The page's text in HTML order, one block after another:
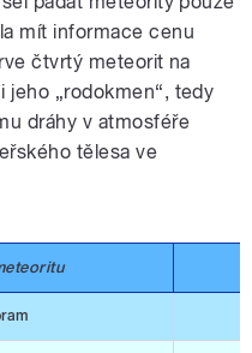
mít informace cenu
čtvrtý meteorit na
jeho „rodokmen“, tedy
dráhy v atmosféře
tělesa ve